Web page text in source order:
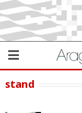
stand